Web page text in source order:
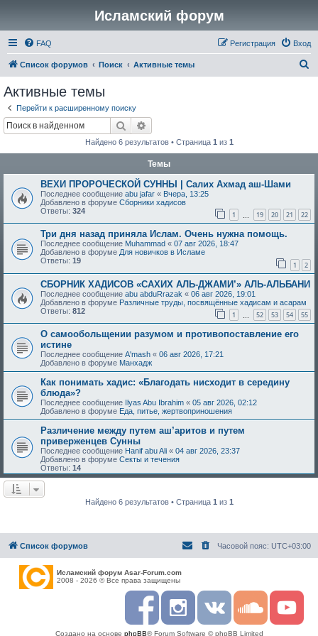
Исламский форум
FAQ Вход
Регистрация
Список форумов Поиск Активные темы
Активные темы
Перейти к расширенному поиску
Поиск
Найдено 6 результатов • Страница 1 из 1
Темы
ВЕХИ ПРОРОЧЕСКОЙ СУННЫ | Салих Ахмад аш-Шами
Последнее сообщение abu jafar « Вчера, 13:25
Добавлено в форуме Сборники хадисов
Ответы: 324 1 19 20 21 22
Три дня назад приняла Ислам. Очень нужна помощь.
Последнее сообщение Muhammad « 07 авг 2026, 18:47
Добавлено в форуме Для новичков в Исламе
Ответы: 19 1 2
СБОРНИК ХАДИСОВ «САХИХ АЛЬ-ДЖАМИ’» АЛЬ-АЛЬБАНИ
Последнее сообщение abu abduRrazak « 06 авг 2026, 19:01
Добавлено в форуме Различные труды, посвящённые хадисам и асарам
Ответы: 812 1 52 53 54 55
О самообольщении разумом и противопоставление его
истине
Последнее сообщение A'mash « 06 авг 2026, 17:21
Добавлено в форуме Манхадж
Как понимать хадис: «Благодать нисходит в середину
блюда»?
Последнее сообщение Ilyas Abu Ibrahim « 05 авг 2026, 02:12
Добавлено в форуме Еда, питье, жертвоприношения
Различение между путем аш’аритов и путем
приверженцев Сунны
Последнее сообщение Hanif abu Ali « 04 авг 2026, 23:37
Добавлено в форуме Секты и течения
Ответы: 14
Найдено 6 результатов • Страница 1из 1
Список форумов Часовой пояс: UTC+03:00
Исламский форум Asar-Forum.com
2008 - 2026 © Все права защищены
F
I
R
S
Создано на основе phpBB® Forum Software © phpBB Limited